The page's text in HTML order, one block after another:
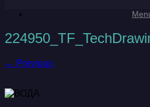
← Previous